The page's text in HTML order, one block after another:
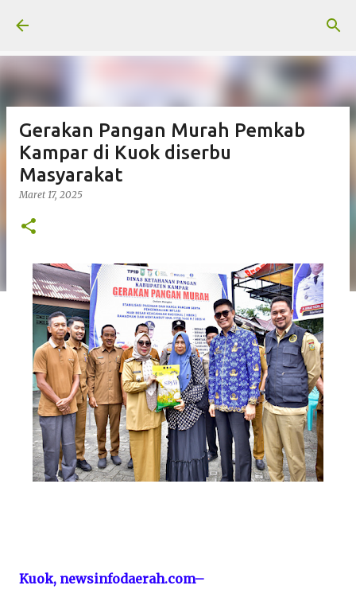
Gerakan Pangan Murah Pemkab
Kampar di Kuok diserbu
Masyarakat
Maret 17, 2025
Kuok, newsinfodaerah.com–